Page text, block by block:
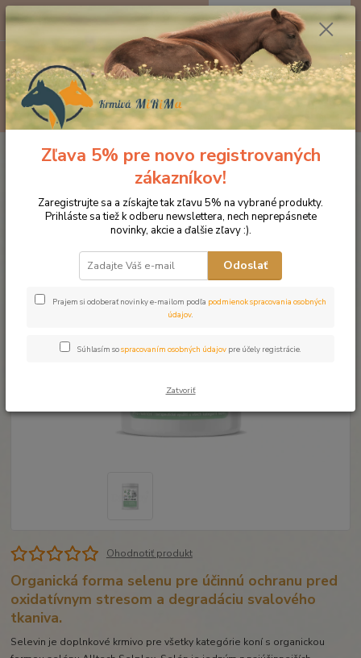
Menu
0ks
za0 €
Produkty DROMY Svalový aparát Dromy Selevine 600 g
Dromy Selevine 600 g
Ohodnotiť produkt
Organická forma selenu pre účinnú ochranu pred
oxidatívnym stresom a degradáciu svalového
tkaniva.
Selevin je doplnkové krmivo pre všetky kategórie koní s organickou
Zľava 5% pre novo registrovaných
zákazníkov!
Zaregistrujte sa a získajte tak zľavu 5% na vybrané produkty.
Prihláste sa tiež k odberu newslettera, nech neprepásnete
novinky, akcie a ďalšie zľavy :).
Odoslať
Prajem si odoberať novinky e-mailom podľa podmienok spracovania osobných
údajov.
Súhlasím sospracovaním osobných údajov pre účely registrácie.
Zatvoriť